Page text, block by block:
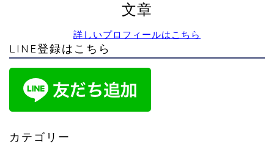
文章
詳しいプロフィールはこちら
LINE登録はこちら
カテゴリー